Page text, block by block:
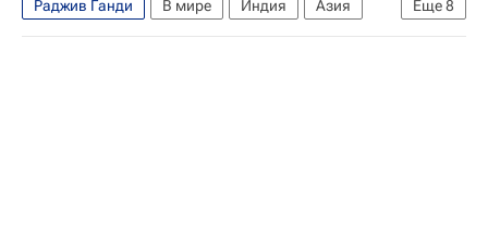
Еще8
Раджив Ганди В мире Индия
Азия
Весь мир
Соня Ганди
Манмохан Сингх